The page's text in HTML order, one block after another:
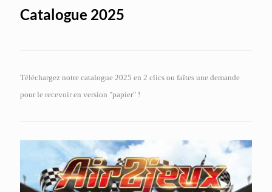
Catalogue 2025
Téléchargez notre catalogue 2025 en 2 clics ou faîtes une demande
pour le recevoir en version "papier" !